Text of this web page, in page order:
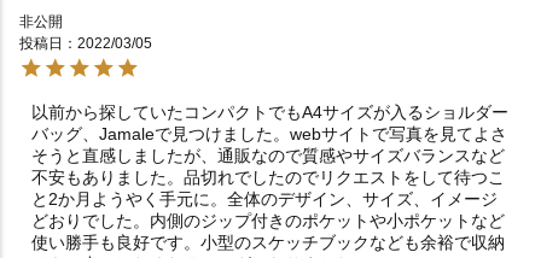
非公開
投稿日
2022/03/05
以前から探していたコンパクトでもA4サイズが入るショルダー
バッグ、Jamaleで見つけました。webサイトで写真を見てよさ
そうと直感しましたが、通販なので質感やサイズバランスなど
不安もありました。品切れでしたのでリクエストをして待つこ
と2か月ようやく手元に。全体のデザイン、サイズ、イメージ
どおりでした。内側のジップ付きのポケットや小ポケットなど
使い勝手も良好です。小型のスケッチブックなども余裕で収納